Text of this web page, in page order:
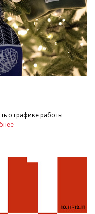
о графике работы